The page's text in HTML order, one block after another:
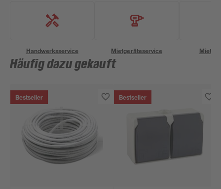
Handwerksservice Mietgeräteservice
Häufig dazu gekauft
Bestseller Bestseller